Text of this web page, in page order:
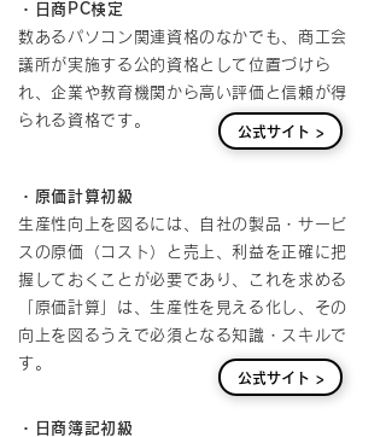
公式サイト >
・日商PC検定
数あるパソコン関連資格のなかでも、商工会
議所が実施する公的資格として位置づけら
れ、企業や教育機関から高い評価と信頼が得
られる資格です。
・原価計算初級
生産性向上を図るには、自社の製品・サービ
スの原価（コスト）と売上、利益を正確に把
握しておくことが必要であり、これを求める
「原価計算」は、生産性を見える化し、その
向上を図るうえで必須となる知識・スキルで
す。
公式サイト >
・日商簿記初級